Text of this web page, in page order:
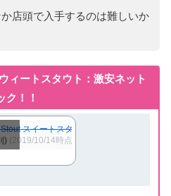
店頭で入手するのは難しいか
ィートスタウト：激安ネット
ク！！
スイートスタウト クラフトビール 地
) (2019/10/14時点)